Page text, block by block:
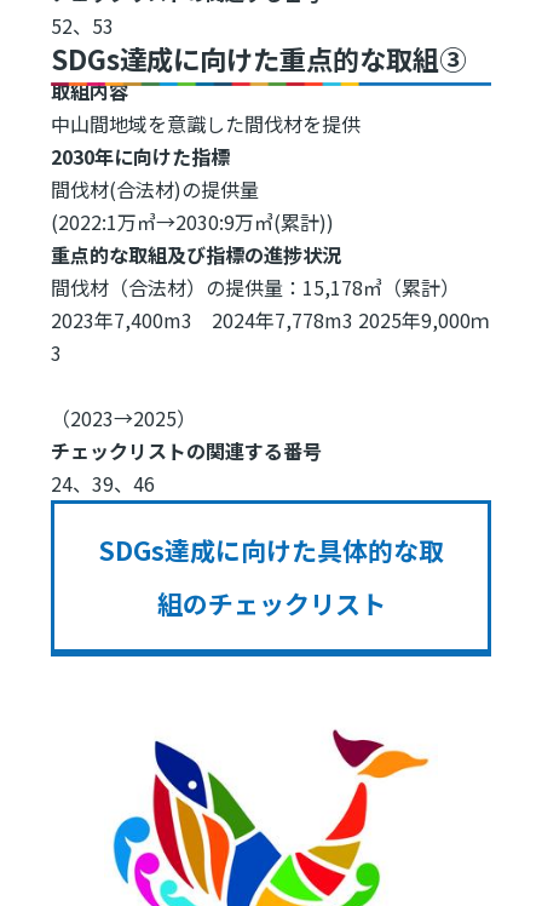
52、53
SDGs達成に向けた重点的な取組③
取組内容
中山間地域を意識した間伐材を提供
2030年に向けた指標
間伐材(合法材)の提供量
(2022:1万㎥→2030:9万㎥(累計))
重点的な取組及び指標の進捗状況
間伐材（合法材）の提供量：15,178㎥（累計）
2023年7,400m3 2024年7,778m3 2025年9,000ｍ
3
（2023→2025）
チェックリストの関連する番号
24、39、46
SDGs達成に向けた具体的な取
組のチェックリスト